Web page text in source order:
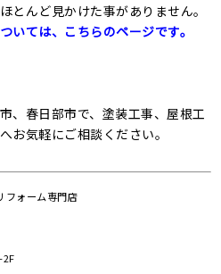
とんど見かけた事がありません。
いては、こちらのページです。
、春日部市で、塗装工事、屋根工
お気軽にご相談ください。
フォーム専門店